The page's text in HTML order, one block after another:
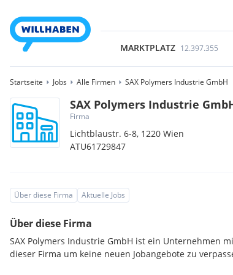
MARKTPLATZ 12.397.355
Startseite Jobs Alle Firmen SAX Polymers Industrie GmbH
SAX Polymers Industrie
Firma
Lichtblaustr. 6-8, 1220Wien
ATU61729847
Über diese Firma Aktuelle Jobs
Über diese Firma
SAX Polymers Industrie GmbH ist ein Unternehmen
dieser Firma um keine neuen Jobangebote zu